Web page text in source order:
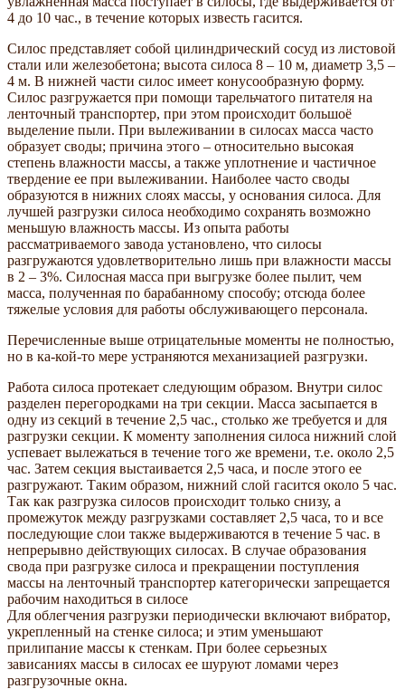
4 до 10 час., в течение которых известь гасится.
Силос представляет собой цилиндрический сосуд из листовой
стали или железобетона; высота силоса 8 – 10 м, диаметр 3,5 –
4 м. В нижней части силос имеет конусообразную форму.
Силос разгружается при помощи тарельчатого питателя на
ленточный транспортер, при этом происходит большоё
выделение пыли. При вылеживании в силосах масса часто
образует своды; причина этого – относительно высокая
степень влажности массы, а также уплотнение и частичное
твердение ее при вылеживании. Наиболее часто своды
образуются в нижних слоях массы, у основания силоса. Для
лучшей разгрузки силоса необходимо сохранять возможно
меньшую влажность массы. Из опыта работы
рассматриваемого завода установлено, что силосы
разгружаются удовлетворительно лишь при влажности массы
в 2 – 3%. Силосная масса при выгрузке более пылит, чем
масса, полученная по барабанному способу; отсюда более
тяжелые условия для работы обслуживающего персонала.
Перечисленные выше отрицательные моменты не полностью,
но в ка-кой-то мере устраняются механизацией разгрузки.
Работа силоса протекает следующим образом. Внутри силос
разделен перегородками на три секции. Масса засыпается в
одну из секций в течение 2,5 час., столько же требуется и для
разгрузки секции. К моменту заполнения силоса нижний слой
успевает вылежаться в течение того же времени, т.е. около 2,5
час. Затем секция выстаивается 2,5 часа, и после этого ее
разгружают. Таким образом, нижний слой гасится около 5 час.
Так как разгрузка силосов происходит только снизу, а
промежуток между разгрузками составляет 2,5 часа, то и все
последующие слои также выдерживаются в течение 5 час. в
непрерывно действующих силосах. В случае образования
свода при разгрузке силоса и прекращении поступления
массы на ленточный транспортер категорически запрещается
рабочим находиться в силосе
Для облегчения разгрузки периодически включают вибратор,
укрепленный на стенке силоса; и этим уменьшают
прилипание массы к стенкам. При более серьезных
зависаниях массы в силосах ее шуруют ломами через
разгрузочные окна.